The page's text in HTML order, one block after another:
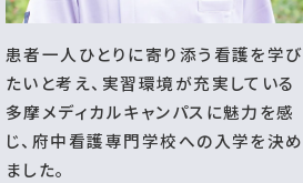
患者一人ひとりに寄り添う看護を学び
たいと考え、実習環境が充実している
多摩メディカルキャンパスに魅力を感
じ、府中看護専門学校への入学を決め
ました。